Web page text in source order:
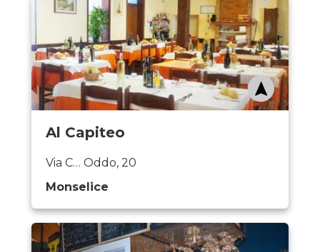
Al Capiteo
Via C… Oddo, 20
Monselice